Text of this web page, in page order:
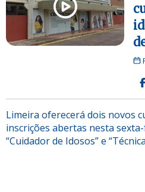
Limeira oferecerá dois novos
inscrições abertas nesta
“Cuidador de Idosos” e